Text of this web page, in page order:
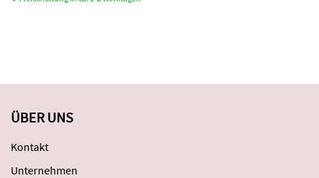
ÜBER UNS
Kontakt
Unternehmen